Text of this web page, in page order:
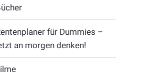
für Dummies –
an morgen denken!